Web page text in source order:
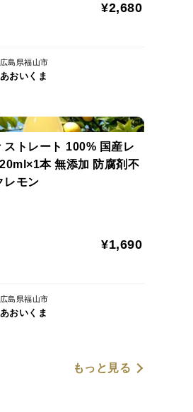
¥2,680
広島県福山市
あおいくま
ストレート 100% 国産レ
本 無添加 防腐剤不
レモン
¥1,690
広島県福山市
あおいくま
もっと見る